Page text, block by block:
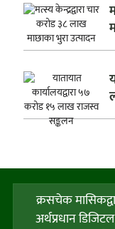
क्रसचेक
अर्थप्रधान